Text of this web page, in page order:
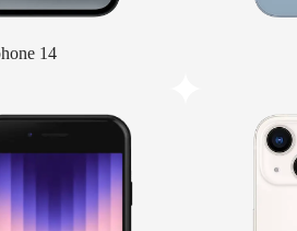
14